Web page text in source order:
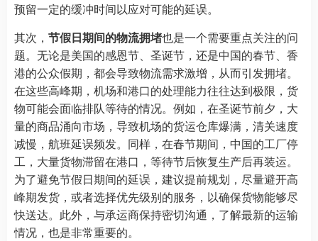
预留一定的缓冲时间以应对可能的延误。
其次， 节假日期间的物流拥堵也是一个需要重点关注的问
题。无论是美国的感恩节、圣诞节，还是中国的春节、香
港的公众假期，都会导致物流需求激增，从而引发拥堵。
在这些高峰期，机场和港口的处理能力往往达到极限，货
物可能会面临排队等待的情况。例如，在圣诞节前夕，大
量的商品涌向市场，导致机场的货运仓库爆满，清关速度
减慢，航班延误频发。同样，在春节期间，中国的工厂停
工，大量货物滞留在港口，等待节后恢复生产后再装运。
为了避免节假日期间的延误，建议提前规划，尽量避开高
峰期发货，或者选择优先级别的服务，以确保货物能够尽
快送达。此外，与承运商保持密切沟通，了解最新的运输
情况，也是非常重要的。